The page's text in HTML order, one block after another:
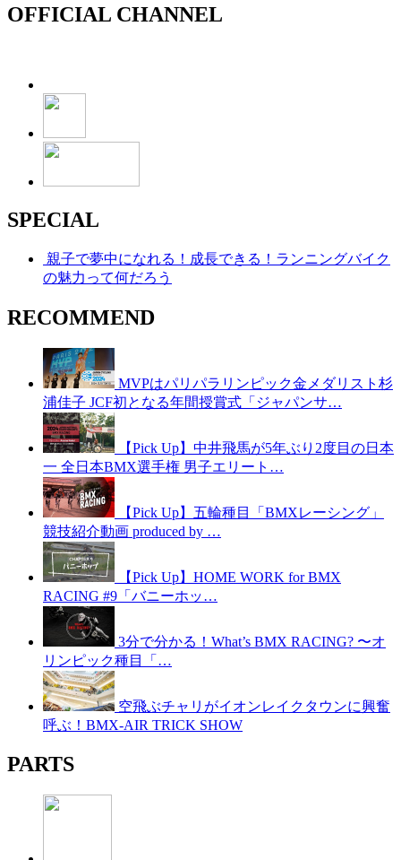
OFFICIAL CHANNEL
SPECIAL
親子で夢中になれる！成長できる！ランニングバイク
の魅力って何だろう
RECOMMEND
MVPはパリパラリンピック金メダリスト杉
浦佳子 JCF初となる年間授賞式「ジャパンサ…
【Pick Up】中井飛馬が5年ぶり2度目の日本
一 全日本BMX選手権 男子エリート…
【Pick Up】五輪種目「BMXレーシング」
競技紹介動画 produced by …
【Pick Up】HOME WORK for BMX
RACING #9「バニーホッ…
3分で分かる！What’s BMX RACING? 〜オ
リンピック種目「…
空飛ぶチャリがイオンレイクタウンに興奮
呼ぶ！BMX-AIR TRICK SHOW
PARTS